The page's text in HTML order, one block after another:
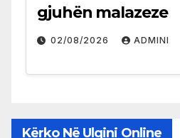
gjuhën malazeze
02/08/2026 ADMINI
Kërko Në Ulqini Online